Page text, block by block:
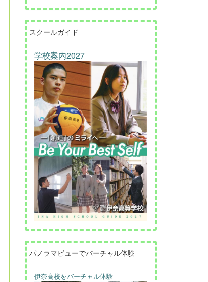
スクールガイド
学校案内2027
パノラマビューでバーチャル体験
伊奈高校をバーチャル体験